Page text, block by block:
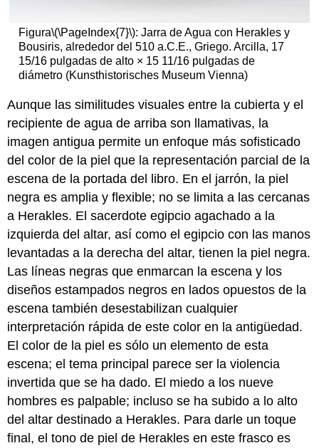
Figura\(\PageIndex{7}\): Jarra de Agua con Herakles y
Bousiris, alrededor del 510 a.C.E., Griego. Arcilla, 17
15/16 pulgadas de alto × 15 11/16 pulgadas de
diámetro (Kunsthistorisches Museum Vienna)
Aunque las similitudes visuales entre la cubierta y el
recipiente de agua de arriba son llamativas, la
imagen antigua permite un enfoque más sofisticado
del color de la piel que la representación parcial de la
escena de la portada del libro. En el jarrón, la piel
negra es amplia y flexible; no se limita a las cercanas
a Herakles. El sacerdote egipcio agachado a la
izquierda del altar, así como el egipcio con las manos
levantadas a la derecha del altar, tienen la piel negra.
Las líneas negras que enmarcan la escena y los
diseños estampados negros en lados opuestos de la
escena también desestabilizan cualquier
interpretación rápida de este color en la antigüedad.
El color de la piel es sólo un elemento de esta
escena; el tema principal parece ser la violencia
invertida que se ha dado. El miedo a los nueve
hombres es palpable; incluso se ha subido a lo alto
del altar destinado a Herakles. Para darle un toque
final, el tono de piel de Herakles en este frasco es